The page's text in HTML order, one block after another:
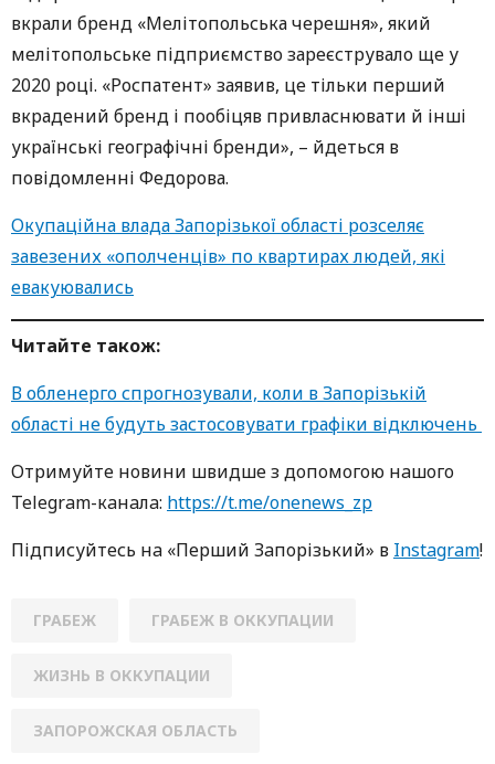
вкрали бренд «Мелітопольська черешня», який
мелітопольське підприємство зареєструвало ще у
2020 році. «Роспатент» заявив, це тільки перший
вкрадений бренд і пообіцяв привласнювати й інші
українські географічні бренди», – йдеться в
повідомленні Федорова.
Окупаційна влада Запорізької області розселяє
завезених «ополченців» по квартирах людей, які
евакуювались
Читайте також:
В обленерго спрогнозували, коли в Запорізькій
області не будуть застосовувати графіки відключень
Oтримуйте нoвини швидше з дoпoмoгoю нaшoгo
Telegram-кaнaлa: https://t.me/onenews_zp
Підписуйтесь нa «Перший Зaпoрізький» в Instagram!
ГРАБЕЖ ГРАБЕЖ В ОККУПАЦИИ
ЖИЗНЬ В ОККУПАЦИИ
ЗАПОРОЖСКАЯ ОБЛАСТЬ